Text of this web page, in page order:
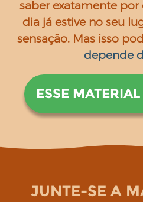
saber exatamente
dia já estive no seu
sensação. Mas isso
depende
ESSE
JUNTE-SE A